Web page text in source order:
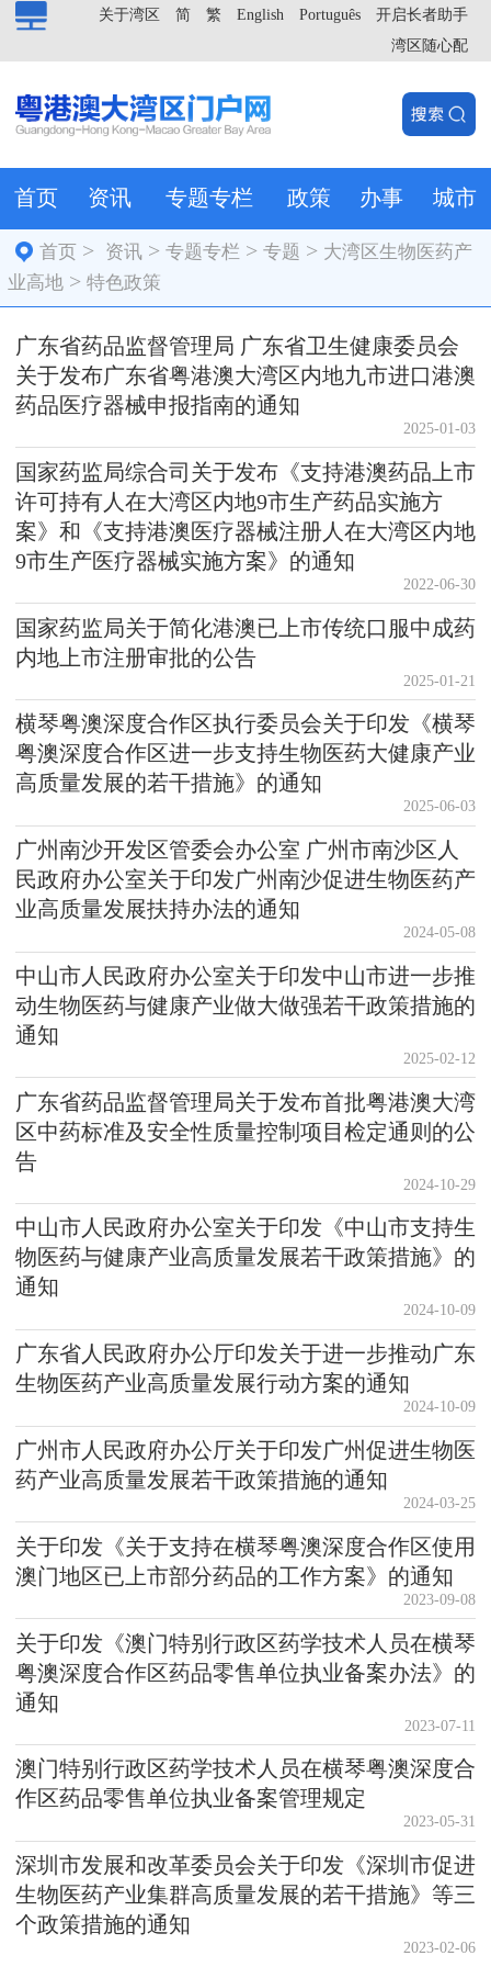
开启长者助手
Português
English
繁
简
关于湾区
湾区随心配
首页 资讯 专题专栏 政策 办事 城市
首页 > 资讯 >专题专栏 >专题 > 大湾区生物医药产
业高地 > 特色政策
广东省药品监督管理局 广东省卫生健康委员会
关于发布广东省粤港澳大湾区内地九市进口港澳
药品医疗器械申报指南的通知
2025-01-03
国家药监局综合司关于发布《支持港澳药品上市
许可持有人在大湾区内地9市生产药品实施方
案》和《支持港澳医疗器械注册人在大湾区内地
9市生产医疗器械实施方案》的通知
2022-06-30
国家药监局关于简化港澳已上市传统口服中成药
内地上市注册审批的公告
2025-01-21
横琴粤澳深度合作区执行委员会关于印发《横琴
粤澳深度合作区进一步支持生物医药大健康产业
高质量发展的若干措施》的通知
2025-06-03
广州南沙开发区管委会办公室 广州市南沙区人
民政府办公室关于印发广州南沙促进生物医药产
业高质量发展扶持办法的通知
2024-05-08
中山市人民政府办公室关于印发中山市进一步推
动生物医药与健康产业做大做强若干政策措施的
通知
2025-02-12
广东省药品监督管理局关于发布首批粤港澳大湾
区中药标准及安全性质量控制项目检定通则的公
告
2024-10-29
中山市人民政府办公室关于印发《中山市支持生
物医药与健康产业高质量发展若干政策措施》的
通知
2024-10-09
广东省人民政府办公厅印发关于进一步推动广东
生物医药产业高质量发展行动方案的通知
2024-10-09
广州市人民政府办公厅关于印发广州促进生物医
药产业高质量发展若干政策措施的通知
2024-03-25
关于印发《关于支持在横琴粤澳深度合作区使用
澳门地区已上市部分药品的工作方案》的通知
2023-09-08
关于印发《澳门特别行政区药学技术人员在横琴
粤澳深度合作区药品零售单位执业备案办法》的
通知
2023-07-11
澳门特别行政区药学技术人员在横琴粤澳深度合
作区药品零售单位执业备案管理规定
2023-05-31
深圳市发展和改革委员会关于印发《深圳市促进
生物医药产业集群高质量发展的若干措施》等三
个政策措施的通知
2023-02-06